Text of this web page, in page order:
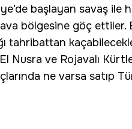
başlayan savaş ile
bölgesine göç ettiler.
tahribattan
Nusra ve Rojavalı
ne varsa satıp